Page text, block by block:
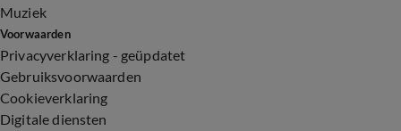
Muziek
Voorwaarden
Privacyverklaring - geüpdatet
Gebruiksvoorwaarden
Cookieverklaring
Digitale diensten